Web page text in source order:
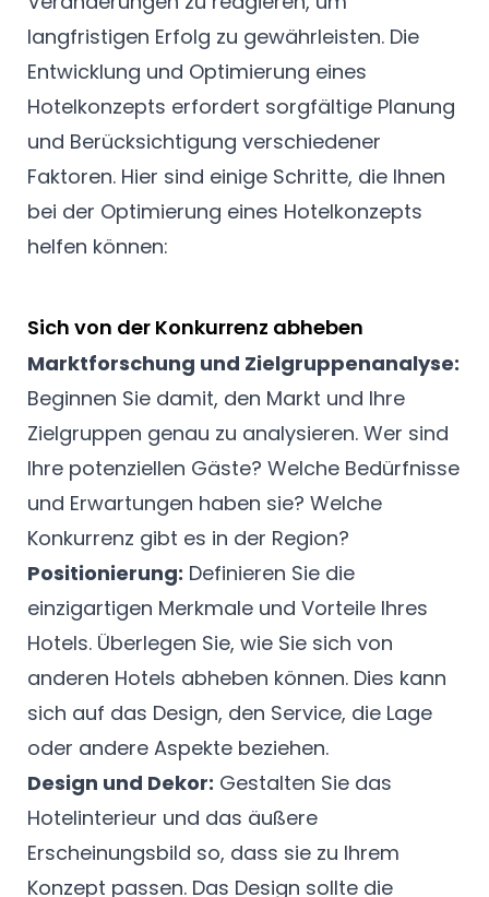
langfristigen Erfolg zu gewährleisten. Die
Entwicklung und Optimierung eines
Hotelkonzepts erfordert sorgfältige Planung
und Berücksichtigung verschiedener
Faktoren. Hier sind einige Schritte, die Ihnen
bei der Optimierung eines Hotelkonzepts
helfen können:
Sich von der Konkurrenz abheben
Marktforschung und Zielgruppenanalyse:
Beginnen Sie damit, den Markt und Ihre
Zielgruppen genau zu analysieren. Wer sind
Ihre potenziellen Gäste? Welche Bedürfnisse
und Erwartungen haben sie? Welche
Konkurrenz gibt es in der Region?
Positionierung: Definieren Sie die
einzigartigen Merkmale und Vorteile Ihres
Hotels. Überlegen Sie, wie Sie sich von
anderen Hotels abheben können. Dies kann
sich auf das Design, den Service, die Lage
oder andere Aspekte beziehen.
Design und Dekor: Gestalten Sie das
Hotelinterieur und das äußere
Erscheinungsbild so, dass sie zu Ihrem
Konzept passen. Das Design sollte die